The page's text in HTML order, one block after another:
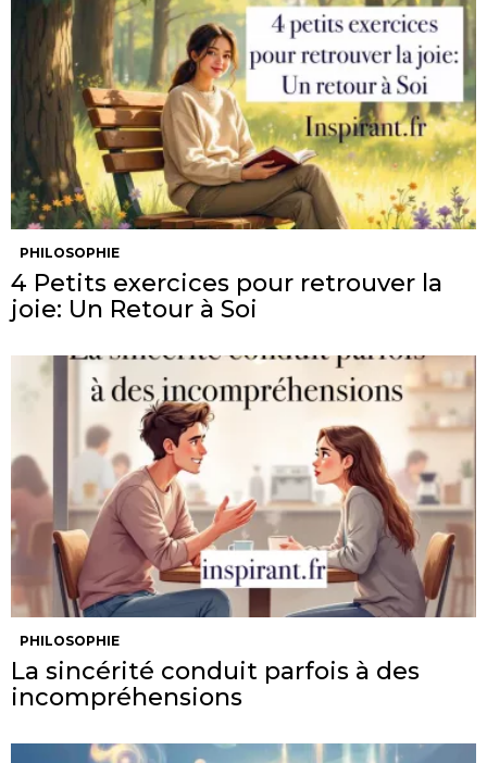
PHILOSOPHIE
4 Petits exercices pour retrouver la
joie: Un Retour à Soi
PHILOSOPHIE
La sincérité conduit parfois à des
incompréhensions